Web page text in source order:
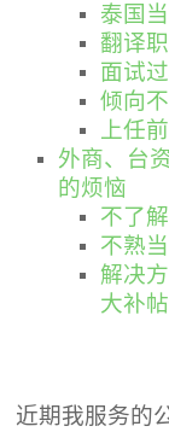
泰国
翻译
面试
倾向
上任
外商、台
的烦恼
不了
不熟
解决
大补帖
近期我服务的